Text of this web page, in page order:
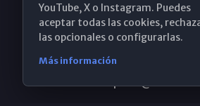
Santa María, 18-20.
(+34) 952 224 386
YouTube, X o Instagram. Puedes
aceptar todas las cookies,
las opcionales o configurarlas.
Más información